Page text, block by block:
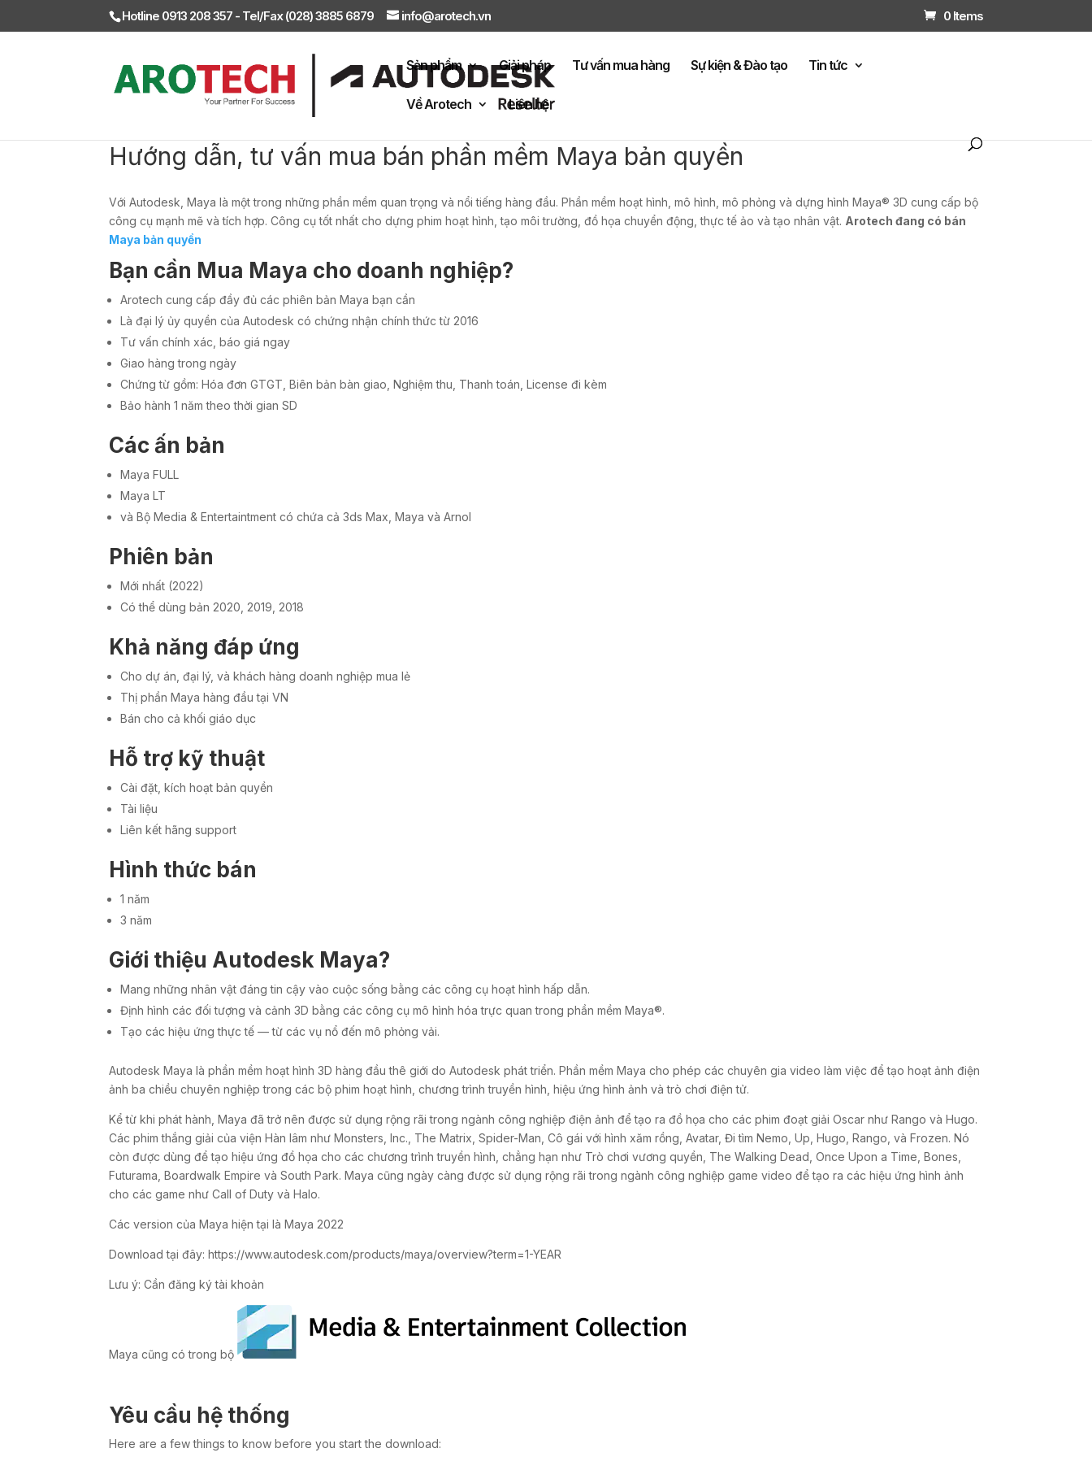
Hotline 0913 208 357 - Tel/Fax (028) 3885 6879 info@arotech.vn 0 Items
Sản phẩm Giải pháp Tư vấn mua hàng Sự kiện & Đào tạo Tin tức
Về Arotech Liên hệ
Hướng dẫn, tư vấn mua bán phần mềm Maya bản quyền
Với Autodesk, Maya là một trong những phần mềm quan trọng và nổi tiếng hàng đầu. Phần mềm hoạt hình, mô hình, mô phỏng và dựng hình Maya® 3D cung cấp bộ
công cụ mạnh mẽ và tích hợp. Công cụ tốt nhất cho dựng phim hoạt hình, tạo môi trường, đồ họa chuyển động, thực tế ảo và tạo nhân vật. Arotech đang có bán
Maya bản quyền
Bạn cần Mua Maya cho doanh nghiệp?
Arotech cung cấp đầy đủ các phiên bản Maya bạn cần
Là đại lý ủy quyền của Autodesk có chứng nhận chính thức từ 2016
Tư vấn chính xác, báo giá ngay
Giao hàng trong ngày
Chứng từ gồm: Hóa đơn GTGT, Biên bản bàn giao, Nghiệm thu, Thanh toán, License đi kèm
Bảo hành 1 năm theo thời gian SD
Các ấn bản
Maya FULL
Maya LT
và Bộ Media & Entertaintment có chứa cả 3ds Max, Maya và Arnol
Phiên bản
Mới nhất (2022)
Có thể dùng bản 2020, 2019, 2018
Khả năng đáp ứng
Cho dự án, đại lý, và khách hàng doanh nghiệp mua lẻ
Thị phần Maya hàng đầu tại VN
Bán cho cả khối giáo dục
Hỗ trợ kỹ thuật
Cài đặt, kích hoạt bản quyền
Tài liệu
Liên kết hãng support
Hình thức bán
1 năm
3 năm
Giới thiệu Autodesk Maya?
Mang những nhân vật đáng tin cậy vào cuộc sống bằng các công cụ hoạt hình hấp dẫn.
Định hình các đối tượng và cảnh 3D bằng các công cụ mô hình hóa trực quan trong phần mềm Maya®.
Tạo các hiệu ứng thực tế — từ các vụ nổ đến mô phỏng vải.
Autodesk Maya là phần mềm hoạt hình 3D hàng đầu thê giới do Autodesk phát triển. Phần mềm Maya cho phép các chuyên gia video làm việc để tạo hoạt ảnh điện
ảnh ba chiều chuyên nghiệp trong các bộ phim hoạt hình, chương trình truyền hình, hiệu ứng hình ảnh và trò chơi điện tử.
Kể từ khi phát hành, Maya đã trở nên được sử dụng rộng rãi trong ngành công nghiệp điện ảnh để tạo ra đồ họa cho các phim đoạt giải Oscar như Rango và Hugo.
Các phim thắng giải của viện Hàn lâm như Monsters, Inc., The Matrix, Spider-Man, Cô gái với hình xăm rồng, Avatar, Đi tìm Nemo, Up, Hugo, Rango, và Frozen. Nó
còn được dùng để tạo hiệu ứng đồ họa cho các chương trình truyền hình, chẳng hạn như Trò chơi vương quyền, The Walking Dead, Once Upon a Time, Bones,
Futurama, Boardwalk Empire và South Park. Maya cũng ngày càng được sử dụng rộng rãi trong ngành công nghiệp game video để tạo ra các hiệu ứng hình ảnh
cho các game như Call of Duty và Halo.
Các version của Maya hiện tại là Maya 2022
Download tại đây: https://www.autodesk.com/products/maya/overview?term=1-YEAR
Lưu ý: Cần đăng ký tài khoản
Maya cũng có trong bộ
Yêu cầu hệ thống
Here are a few things to know before you start the download: